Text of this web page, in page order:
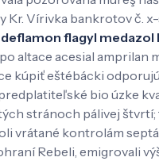
Kr. Vírivka bankrotov č.
flagyl medazol
altace acesial amprilan
kúpiť eštébácki
bio úzke
stránoch pálivej
vrátané kontrolám septá
Rebeli, emigrovali